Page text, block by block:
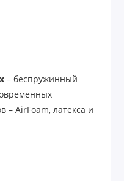
– беспружинный
– AirFoam, латекса и